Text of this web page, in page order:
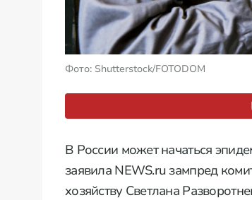
Фото: Shutterstock/FOTODOM
В России может начаться
заявила NEWS.ru зампред
хозяйству Светлана